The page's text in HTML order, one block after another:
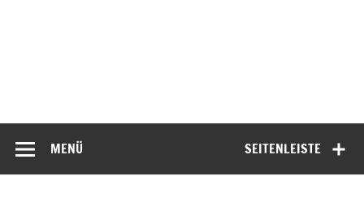
SEITENLEISTE
MENÜ